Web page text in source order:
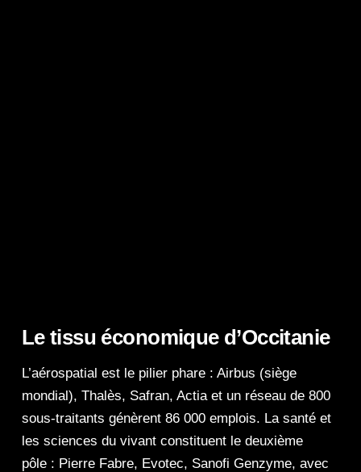
Le tissu économique d’Occitanie
L’aérospatial est le pilier phare : Airbus (siège
mondial), Thalès, Safran, Actia et un réseau de 800
sous-traitants génèrent 86 000 emplois. La santé et
les sciences du vivant constituent le deuxième
pôle : Pierre Fabre, Evotec, Sanofi Genzyme, avec